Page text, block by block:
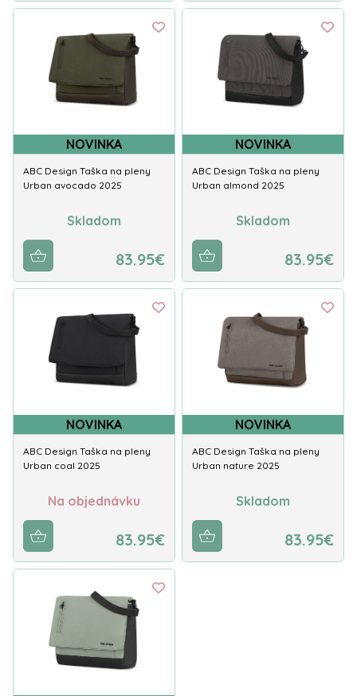
NOVINKA
ABC Design Taška na pleny
Urban avocado 2025
Skladom
83.95€
NOVINKA
ABC Design Taška na pleny
Urban almond 2025
Skladom
83.95€
NOVINKA
ABC Design Taška na pleny
Urban coal 2025
Na objednávku
83.95€
NOVINKA
ABC Design Taška na pleny
Urban nature 2025
Skladom
83.95€